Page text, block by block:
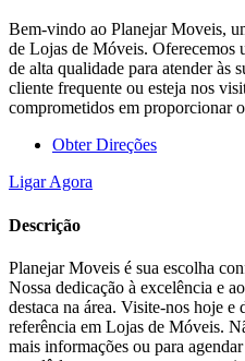
Bem-vindo ao Planejar Moveis,
de Lojas de Móveis. Oferecemos
de alta qualidade para atender às
cliente frequente ou esteja nos
comprometidos em proporcionar
Obter Direções
Ligar Agora
Descrição
Planejar Moveis é sua escolha
Nossa dedicação à excelência e
destaca na área. Visite-nos hoje e
referência em Lojas de Móveis.
mais informações ou para